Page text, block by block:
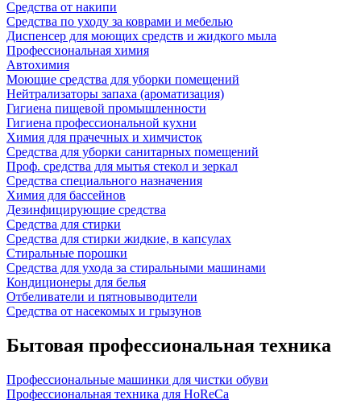
Средства от накипи
Средства по уходу за коврами и мебелью
Диспенсер для моющих средств и жидкого мыла
Профессиональная химия
Автохимия
Моющие средства для уборки помещений
Нейтрализаторы запаха (ароматизация)
Гигиена пищевой промышленности
Гигиена профессиональной кухни
Химия для прачечных и химчисток
Средства для уборки санитарных помещений
Проф. средства для мытья стекол и зеркал
Средства специального назначения
Химия для бассейнов
Дезинфицирующие средства
Средства для стирки
Средства для стирки жидкие, в капсулах
Стиральные порошки
Средства для ухода за стиральными машинами
Кондиционеры для белья
Отбеливатели и пятновыводители
Средства от насекомых и грызунов
Бытовая профессиональная техника
Профессиональные машинки для чистки обуви
Профессиональная техника для HoReCa